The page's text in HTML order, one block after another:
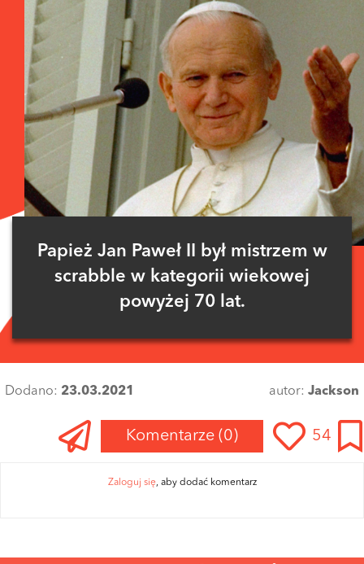
Papież Jan Paweł II był mistrzem w
scrabble w kategorii wiekowej
powyżej 70 lat.
Dodano: 23.03.2021 autor: Jackson
Komentarze (0) 54
Zaloguj się, aby dodać komentarz